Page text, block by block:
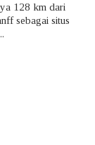
128 km dari
sebagai situs